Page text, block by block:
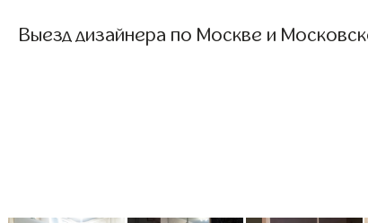
Выезд дизайнера по Москве и